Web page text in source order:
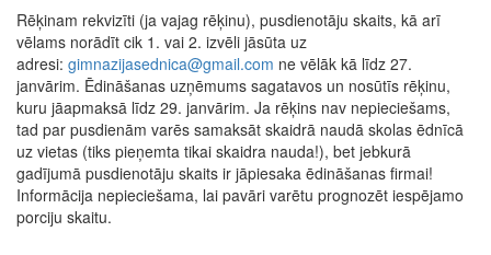
Rēķinam rekvizīti (ja vajag rēķinu), pusdienotāju skaits, kā arī
vēlams norādīt cik 1. vai 2. izvēli jāsūta uz
adresi: gimnazijasednica@gmail.com ne vēlāk kā līdz 27.
janvārim. Ēdināšanas uzņēmums sagatavos un nosūtīs rēķinu,
kuru jāapmaksā līdz 29. janvārim. Ja rēķins nav nepieciešams,
tad par pusdienām varēs samaksāt skaidrā naudā skolas ēdnīcā
uz vietas (tiks pieņemta tikai skaidra nauda!), bet jebkurā
gadījumā pusdienotāju skaits ir jāpiesaka ēdināšanas firmai!
Informācija nepieciešama, lai pavāri varētu prognozēt iespējamo
porciju skaitu.